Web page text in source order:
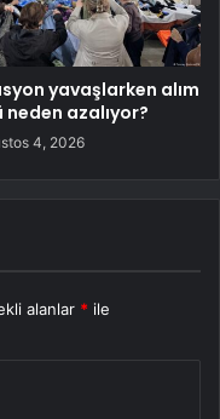
yavaşlarken alım
neden azalıyor?
4, 2026
alanlar * ile